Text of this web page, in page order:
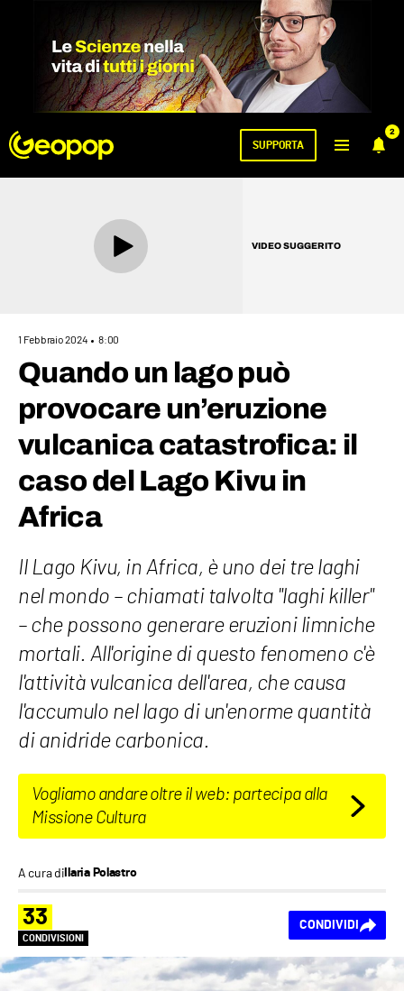
2
SUPPORTA
VIDEO SUGGERITO
1 Febbraio 2024 8:00
Quando un lago può
provocare un’eruzione
vulcanica catastrofica: il
caso del Lago Kivu in
Africa
Il Lago Kivu, in Africa, è uno dei tre laghi
nel mondo – chiamati talvolta "laghi killer"
– che possono generare eruzioni limniche
mortali. All'origine di questo fenomeno c'è
l'attività vulcanica dell'area, che causa
l'accumulo nel lago di un'enorme quantità
di anidride carbonica.
Vogliamo andare oltre il web: partecipa alla
Missione Cultura
A cura di Ilaria Polastro
33
CONDIVISIONI
CONDIVIDI